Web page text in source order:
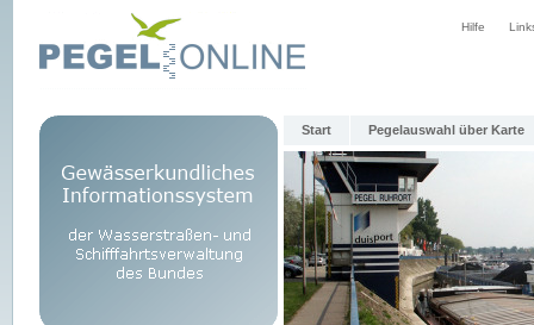
Hilfe
Start Pegelauswahl über Karte